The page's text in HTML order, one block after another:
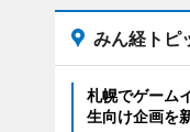
みん経トピ
札幌でゲーム
生向け企画を